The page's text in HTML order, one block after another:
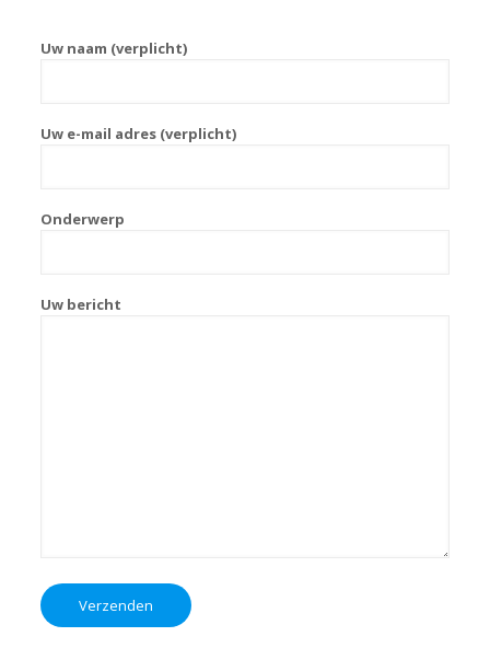
Uw naam (verplicht)
Uw e-mail adres (verplicht)
Onderwerp
Uw bericht